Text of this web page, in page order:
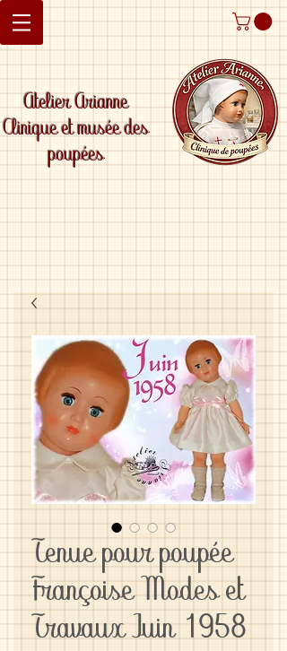
Atelier Arianne
Clinique et musée des
poupées
Tenue pour poupée
Françoise Modes et
Travaux Juin 1958